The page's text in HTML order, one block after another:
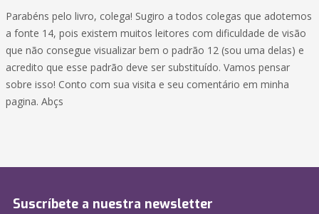
Parabéns pelo livro, colega! Sugiro a todos colegas que adotemos
a fonte 14, pois existem muitos leitores com dificuldade de visão
que não consegue visualizar bem o padrão 12 (sou uma delas) e
acredito que esse padrão deve ser substituído. Vamos pensar
sobre isso! Conto com sua visita e seu comentário em minha
pagina. Abçs
Suscríbete a nuestra newsletter